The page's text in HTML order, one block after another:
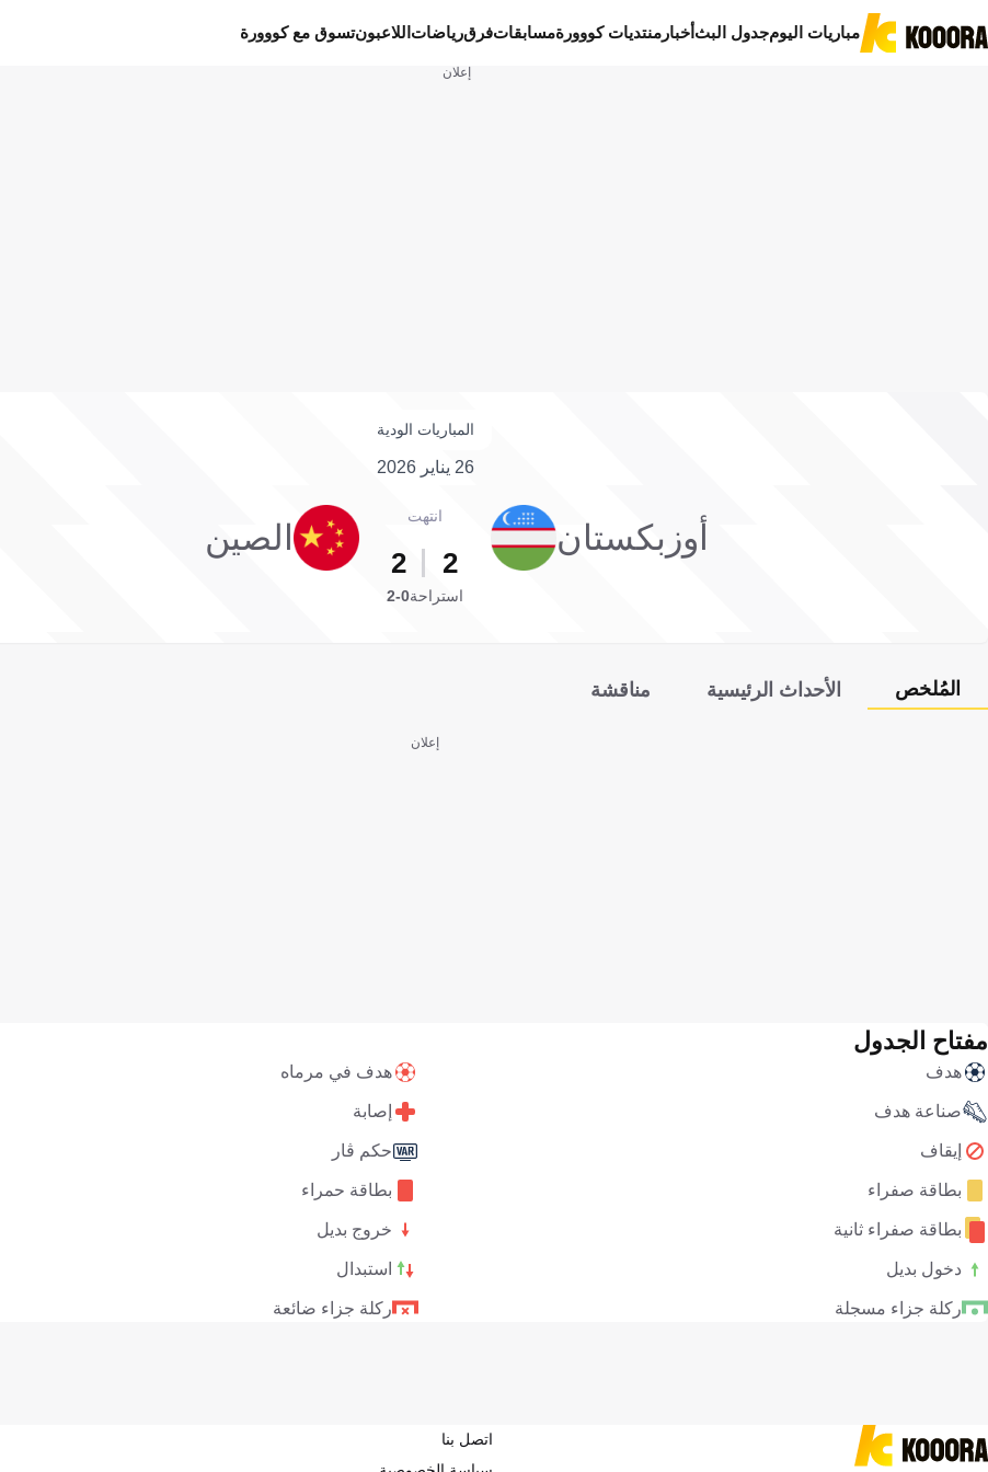
مباريات اليومجدول البثأخبار منتديات كووورةمسابقاتفرقرياضات اللاعبونتسوق مع كووورة
إعلان
المباريات الودية
26 يناير 2026
أوزبكستان
انتهت
2
2
الصين
استراحة0-2
المُلخص الأحداث الرئيسية مناقشة
إعلان
مفتاح الجدول
هدف هدف في مرماه
صناعة هدف إصابة
إيقاف حكم ڤار
بطاقة صفراء بطاقة حمراء
بطاقة صفراء ثانية خروج بديل
دخول بديل استبدال
ركلة جزاء مسجلة ركلة جزاء ضائعة
اتصل بنا